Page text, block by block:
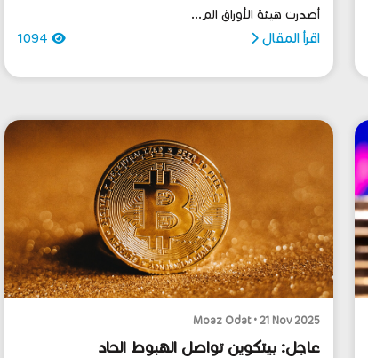
أصدرت هيئة الأوراق الم...
اقرأ المقال 1094
Moaz Odat • 21 Nov 2025
عاجل: بيتكوين تواصل الهبوط الحاد